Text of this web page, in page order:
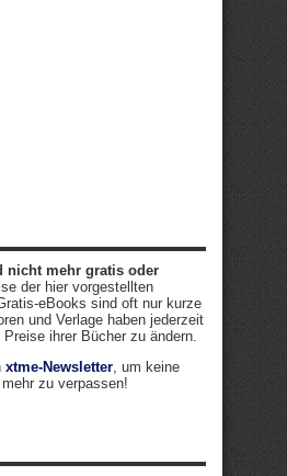
nicht mehr gratis oder
der hier vorgestellten
eBooks sind oft nur kurze
und Verlage haben jederzeit
ihrer Bücher zu ändern.
xtme-Newsletter, um keine
zu verpassen!